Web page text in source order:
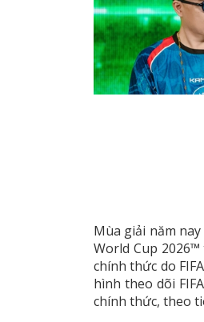
Mùa giải năm
World Cup
chính thức do
hình theo dõi
chính thức, theo